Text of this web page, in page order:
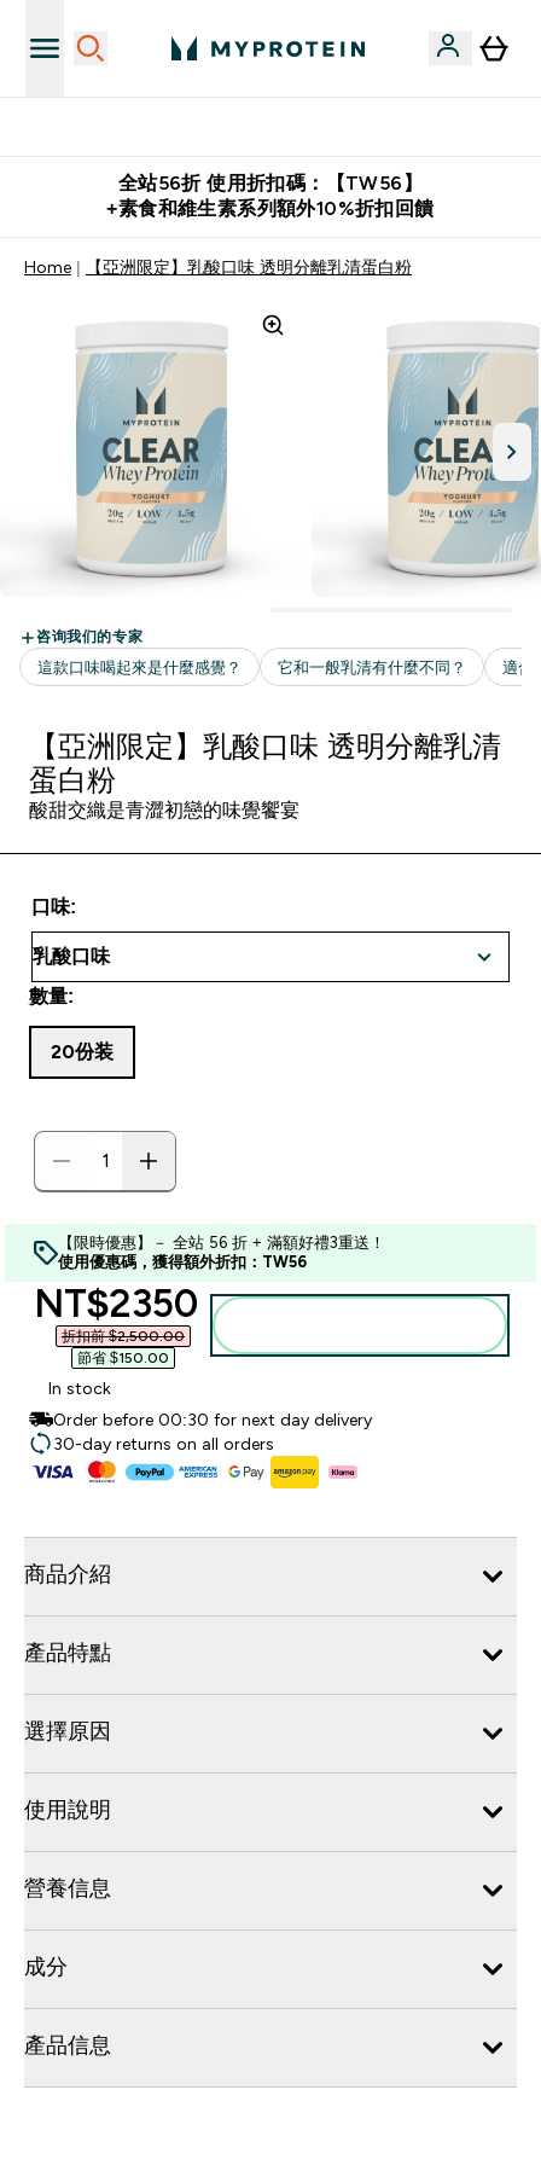
全站56折 使用折扣碼：【TW56】
+素食和維生素系列額外10%折扣回饋
Home 【亞洲限定】乳酸口味 透明分離乳清蛋白粉
【亞洲限定】乳酸口味 透明分離乳清
蛋白粉
酸甜交織是青澀初戀的味覺饗宴
口味:
數量:
20份装
【限時優惠】－ 全站 56 折 + 滿額好禮3重送！
使用優惠碼，獲得額外折扣：TW56
discounted price
NT$2350‎
折扣前 $2,500.00‎
節省 $150.00‎
In stock
Order before 00:30 for next day delivery
30-day returns on all orders
商品介紹
產品特點
選擇原因
使用說明
營養信息
成分
產品信息